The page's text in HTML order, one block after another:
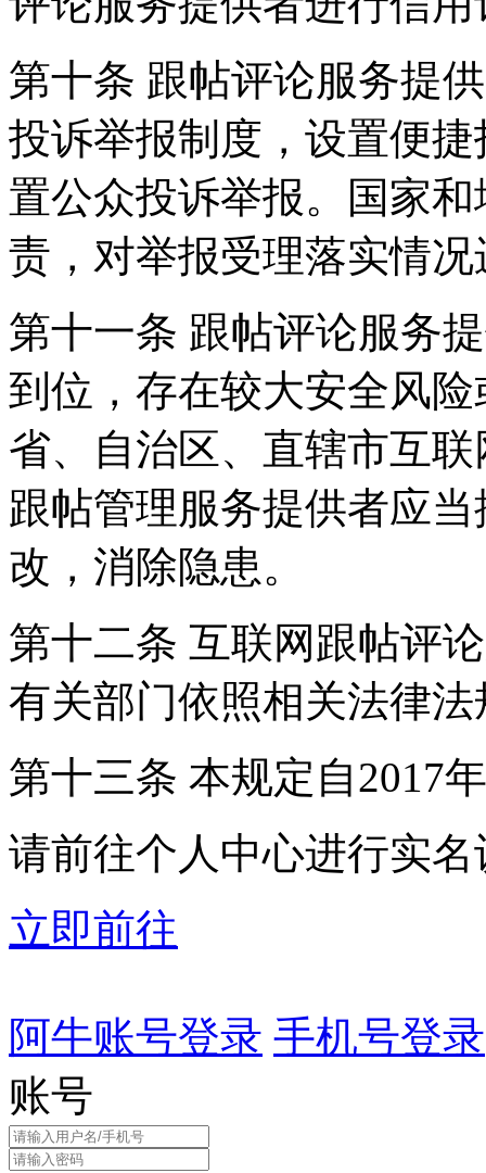
第十条 跟帖评论服务提
投诉举报制度，设置便
置公众投诉举报。国家
责，对举报受理落实情
第十一条 跟帖评论服务
到位，存在较大安全风
省、自治区、直辖市互
跟帖管理服务提供者应
改，消除隐患。
第十二条 互联网跟帖评
有关部门依照相关法律
第十三条 本规定自2017
请前往个人中心进行实名
立即前往
阿牛账号登录 手机号登录
账号